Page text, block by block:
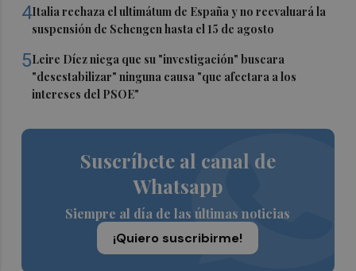
4Italia rechaza el ultimátum de España y no reevaluará la
suspensión de Schengen hasta el 15 de agosto
5Leire Díez niega que su "investigación" buscara
"desestabilizar" ninguna causa "que afectara a los
intereses del PSOE"
Suscríbete al canal de
Whatsapp
Siempre al día de las últimas noticias
¡Quiero suscribirme!